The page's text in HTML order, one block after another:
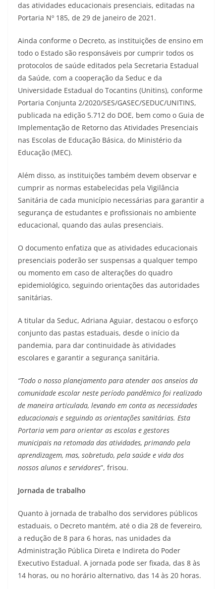
das atividades educacionais presenciais, editadas na
Portaria Nº 185, de 29 de janeiro de 2021.
Ainda conforme o Decreto, as instituições de ensino em
todo o Estado são responsáveis por cumprir todos os
protocolos de saúde editados pela Secretaria Estadual
da Saúde, com a cooperação da Seduc e da
Universidade Estadual do Tocantins (Unitins), conforme
Portaria Conjunta 2/2020/SES/GASEC/SEDUC/UNITINS,
publicada na edição 5.712 do DOE, bem como o Guia de
Implementação de Retorno das Atividades Presenciais
nas Escolas de Educação Básica, do Ministério da
Educação (MEC).
Além disso, as instituições também devem observar e
cumprir as normas estabelecidas pela Vigilância
Sanitária de cada município necessárias para garantir a
segurança de estudantes e profissionais no ambiente
educacional, quando das aulas presenciais.
O documento enfatiza que as atividades educacionais
presenciais poderão ser suspensas a qualquer tempo
ou momento em caso de alterações do quadro
epidemiológico, seguindo orientações das autoridades
sanitárias.
A titular da Seduc, Adriana Aguiar, destacou o esforço
conjunto das pastas estaduais, desde o início da
pandemia, para dar continuidade às atividades
escolares e garantir a segurança sanitária.
“Todo o nosso planejamento para atender aos anseios da
comunidade escolar neste período pandêmico foi realizado
de maneira articulada, levando em conta as necessidades
educacionais e seguindo as orientações sanitárias. Esta
Portaria vem para orientar as escolas e gestores
municipais na retomada das atividades, primando pela
aprendizagem, mas, sobretudo, pela saúde e vida dos
nossos alunos e servidores”, frisou.
Jornada de trabalho
Quanto à jornada de trabalho dos servidores públicos
estaduais, o Decreto mantém, até o dia 28 de fevereiro,
a redução de 8 para 6 horas, nas unidades da
Administração Pública Direta e Indireta do Poder
Executivo Estadual. A jornada pode ser fixada, das 8 às
14 horas, ou no horário alternativo, das 14 às 20 horas.